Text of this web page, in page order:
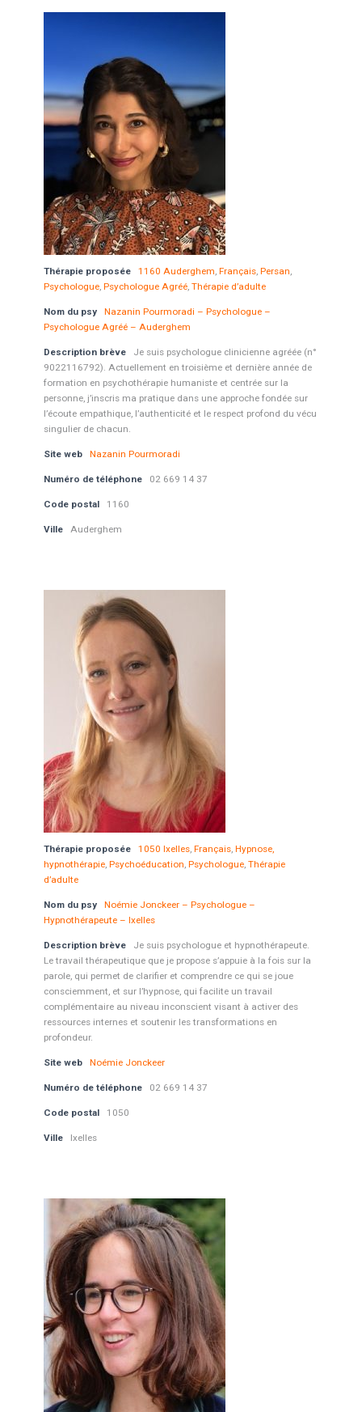
Nom du psy
Nazanin Pourmoradi – Psychologue –
Psychologue Agréé – Auderghem
Thérapie proposée 1160 Auderghem, Français, Persan,
Psychologue, Psychologue Agréé, Thérapie d’adulte
Description brève
Je suis psychologue clinicienne agréée (n°
9022116792). Actuellement en troisième et dernière année de
formation en psychothérapie humaniste et centrée sur la
personne, j’inscris ma pratique dans une approche fondée sur
l’écoute empathique, l’authenticité et le respect profond du vécu
singulier de chacun.
Site web Nazanin Pourmoradi
Numéro de téléphone 02 669 14 37
Code postal 1160
Ville Auderghem
Nom du psy
Noémie Jonckeer – Psychologue –
Hypnothérapeute – Ixelles
Thérapie proposée 1050 Ixelles, Français, Hypnose,
hypnothérapie, Psychoéducation, Psychologue, Thérapie
d’adulte
Description brève
Je suis psychologue et hypnothérapeute.
Le travail thérapeutique que je propose s’appuie à la fois sur la
parole, qui permet de clarifier et comprendre ce qui se joue
consciemment, et sur l’hypnose, qui facilite un travail
complémentaire au niveau inconscient visant à activer des
ressources internes et soutenir les transformations en
profondeur.
Site web Noémie Jonckeer
Numéro de téléphone 02 669 14 37
Code postal 1050
Ville Ixelles